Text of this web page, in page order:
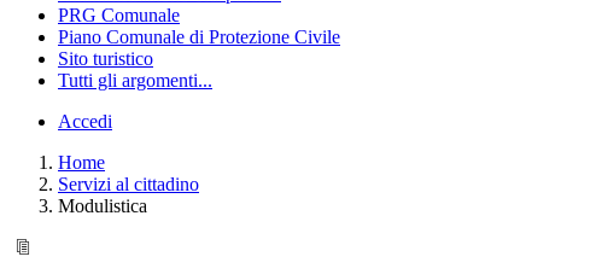
PRG Comunale
Piano Comunale di Protezione Civile
Sito turistico
Tutti gli argomenti...
Accedi
Home
Servizi al cittadino
Modulistica